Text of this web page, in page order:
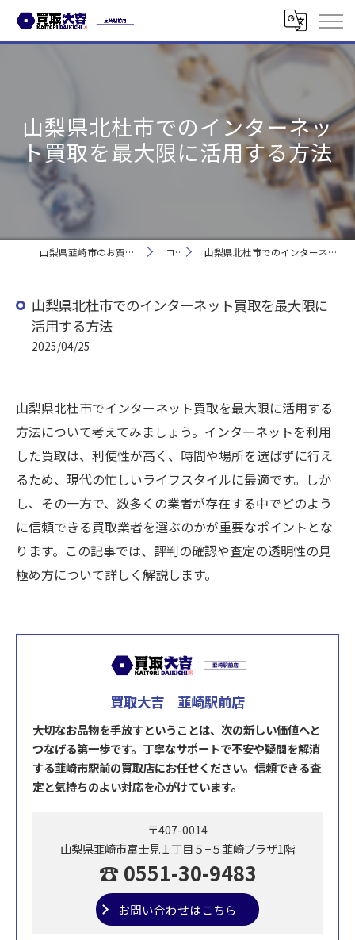
山梨県北杜市でのインターネッ
ト買取を最大限に活用する方法
山梨県韮崎市のお買取なら買取大吉 韮崎駅前店 コラム 山梨県北杜市でのインターネット買取を最大限に活用する方法
山梨県北杜市でのインターネット買取を最大限に
活用する方法
2025/04/25
山梨県北杜市でインターネット買取を最大限に活用する
方法について考えてみましょう。インターネットを利用
した買取は、利便性が高く、時間や場所を選ばずに行え
るため、現代の忙しいライフスタイルに最適です。しか
し、その一方で、数多くの業者が存在する中でどのよう
に信頼できる買取業者を選ぶのかが重要なポイントとな
ります。この記事では、評判の確認や査定の透明性の見
極め方について詳しく解説します。
買取大吉 韮崎駅前店
大切なお品物を手放すということは、次の新しい価値へと
つなげる第一歩です。丁寧なサポートで不安や疑問を解消
する韮崎市駅前の買取店にお任せください。信頼できる査
定と気持ちのよい対応を心がけています。
〒407-0014
山梨県韮崎市富士見１丁目５−５韮崎プラザ1階
☎ 0551-30-9483
お問い合わせはこちら